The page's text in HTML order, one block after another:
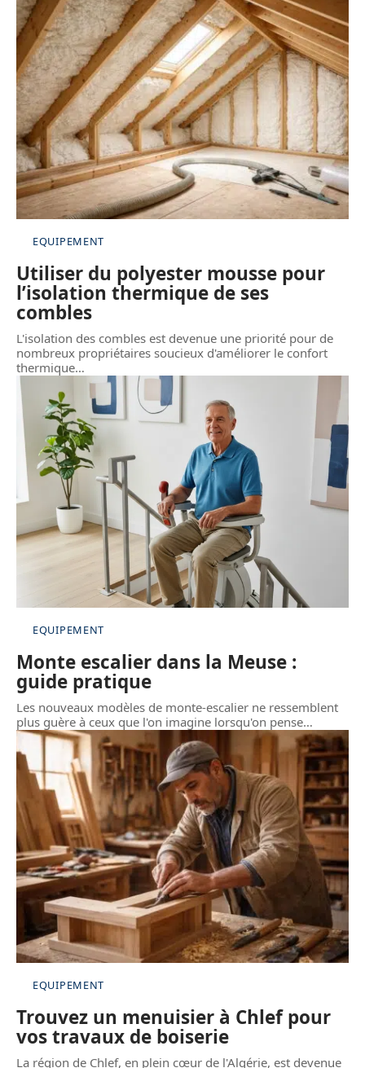
EQUIPEMENT
Utiliser du polyester mousse pour
l’isolation thermique de ses
combles
L'isolation des combles est devenue une priorité pour de
nombreux propriétaires soucieux d'améliorer le confort
thermique…
EQUIPEMENT
Monte escalier dans la Meuse :
guide pratique
Les nouveaux modèles de monte-escalier ne ressemblent
plus guère à ceux que l'on imagine lorsqu'on pense…
EQUIPEMENT
Trouvez un menuisier à Chlef pour
vos travaux de boiserie
La région de Chlef, en plein cœur de l'Algérie, est devenue